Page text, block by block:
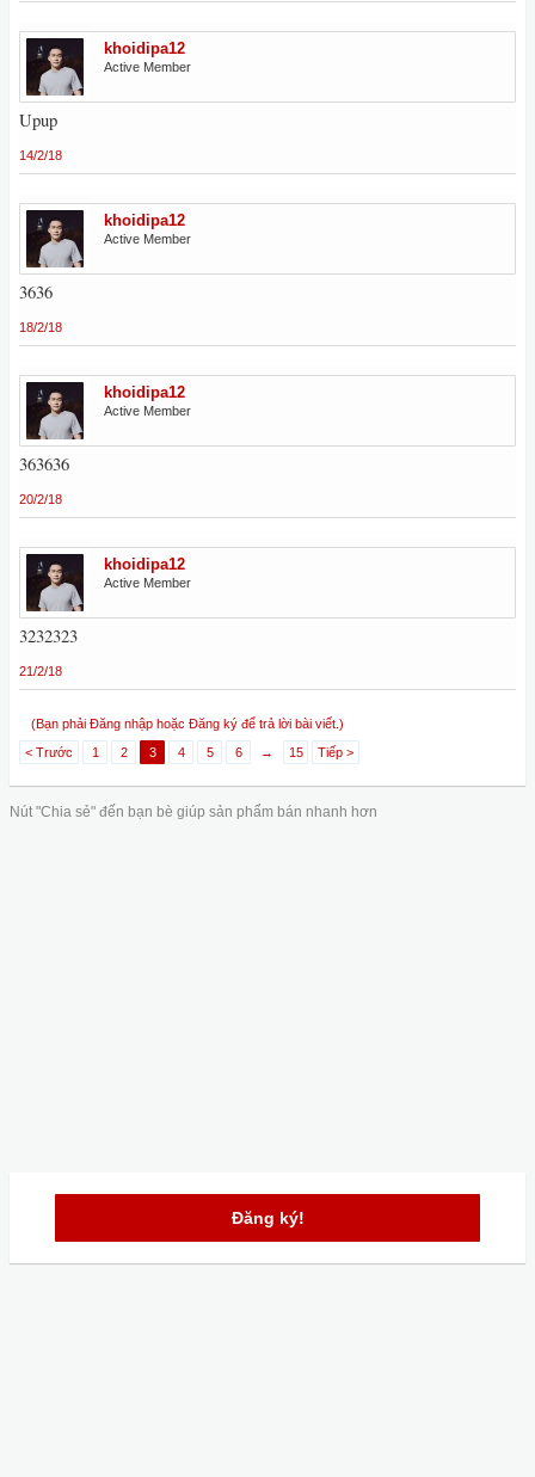
khoidipa12
Active Member
Upup
14/2/18
khoidipa12
Active Member
3636
18/2/18
khoidipa12
Active Member
363636
20/2/18
khoidipa12
Active Member
3232323
21/2/18
(Bạn phải Đăng nhập hoặc Đăng ký để trả lời bài viết.)
< Trước
1 2 3 4 5 6 → 15 Tiếp >
Nút "Chia sẻ" đến bạn bè giúp sản phẩm bán nhanh hơn
Đăng ký!